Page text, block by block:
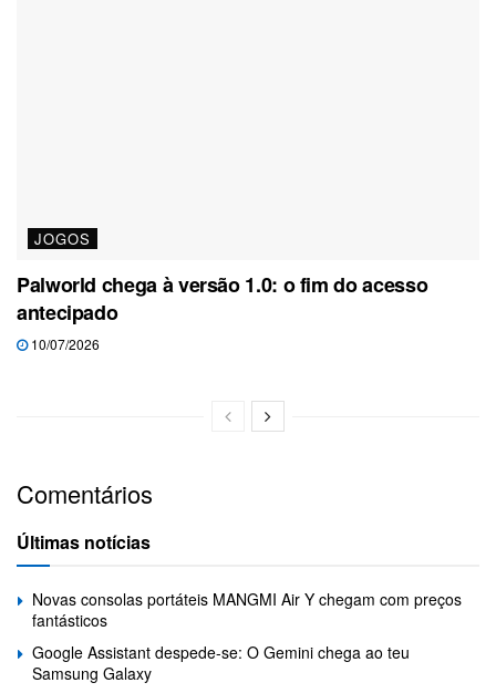
JOGOS
Palworld chega à versão 1.0: o fim do acesso
antecipado
10/07/2026
Comentários
Últimas notícias
Novas consolas portáteis MANGMI Air Y chegam com preços
fantásticos
Google Assistant despede-se: O Gemini chega ao teu
Samsung Galaxy